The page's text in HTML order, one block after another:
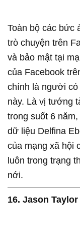
Toàn bộ các bức
trò chuyện trên
và bảo mật tại
của Facebook
chính là người có
này. Là vị tướng
trong suốt 6
dữ liệu Delfina
của mạng xã hội
luôn trong trạng
nới.
16. Jason Taylor